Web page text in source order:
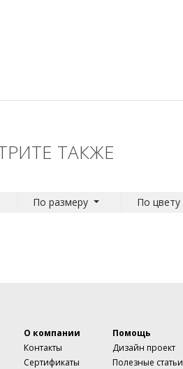
ТАКЖЕ
По размеру По цвету
О компании
Контакты
Сертификаты
Помощь
Дизайн проект
Полезные статьи